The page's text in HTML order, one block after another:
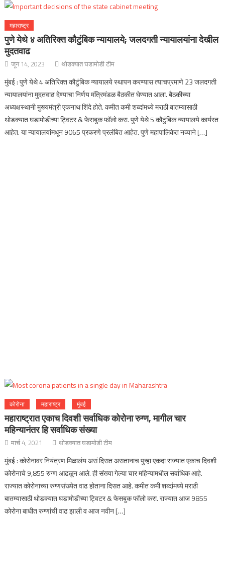
महाराष्ट्र
पुणे येथे ४ अतिरिक्त कौटुंबिक न्यायालये; जलदगती न्यायालयांना देखील
मुदतवाढ
जून 14, 2023 थोडक्यात घडामोडी टीम
मुंबई : पुणे येथे 4 अतिरिक्त कौटुंबिक न्यायालये स्थापन करण्यास त्याचप्रमाणे 23 जलदगती
न्यायालयांना मुदतवाढ देण्याचा निर्णय मंत्रिमंडळ बैठकीत घेण्यात आला. बैठकीच्या
अध्यक्षस्थानी मुख्यमंत्री एकनाथ शिंदे होते. कमीत कमी शब्दांमध्ये मराठी बातम्यासाठी
थोडक्यात घडामोडीच्या ट्विटर & फेसबुक फॉलो करा. पुणे येथे 5 कौटुंबिक न्यायालये कार्यरत
आहेत. या न्यायालयांमधून 9065 प्रकरणे प्रलंबित आहेत. पुणे महापालिकेत नव्याने […]
कोरोना महाराष्ट्र मुंबई
महाराष्ट्रात एकाच दिवशी सर्वाधिक कोरोना रुग्ण, मागील चार
महिन्यानंतर हि सर्वाधिक संख्या
मार्च 4, 2021 थोडक्यात घडामोडी टीम
मुंबई : कोरोनावर नियंत्रण मिळालंय असं दिसत असतानाच पुन्हा एकदा राज्यात एकाच दिवशी
कोरोनाचे 9,855 रुग्ण आढळून आले. ही संख्या गेल्या चार महिन्यामधील सर्वाधिक आहे.
राज्यात कोरोनाच्या रुग्णसंख्येत वाढ होताना दिसत आहे. कमीत कमी शब्दांमध्ये मराठी
बातम्यासाठी थोडक्यात घडामोडीच्या ट्विटर & फेसबुक फॉलो करा. राज्यात आज 9855
कोरोना बाधीत रुग्णांची वाढ झाली व आज नवीन […]